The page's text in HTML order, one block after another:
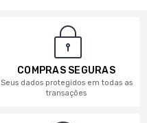
COMPRAS SEGURAS
Seus dados protegidos em todas as
transações